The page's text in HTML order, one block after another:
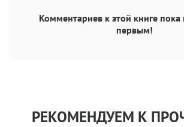
Комментариев к этой книге пока
первым!
РЕКОМЕНДУЕМ К